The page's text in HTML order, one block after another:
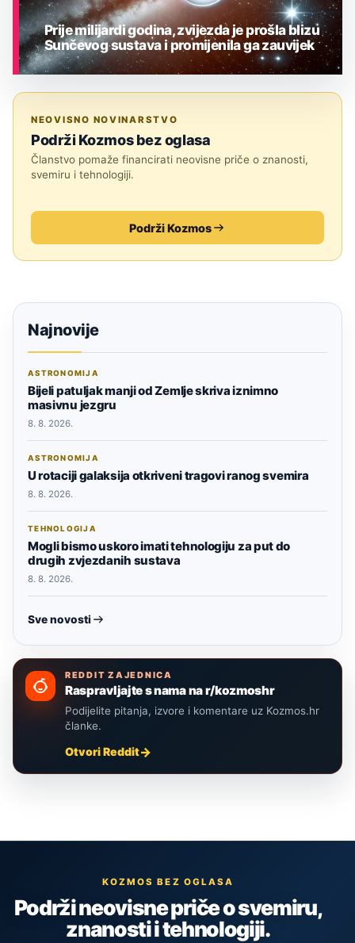
Prije milijardi godina, zvijezda je prošla blizu
Sunčevog sustava i promijenila ga zauvijek
NEOVISNO NOVINARSTVO
Podrži Kozmos bez oglasa
Članstvo pomaže financirati neovisne priče o znanosti,
svemiru i tehnologiji.
Podrži Kozmos
Najnovije
ASTRONOMIJA
Bijeli patuljak manji od Zemlje skriva iznimno
masivnu jezgru
8. 8. 2026.
ASTRONOMIJA
U rotaciji galaksija otkriveni tragovi ranog svemira
8. 8. 2026.
TEHNOLOGIJA
Mogli bismo uskoro imati tehnologiju za put do
drugih zvjezdanih sustava
8. 8. 2026.
Sve novosti
REDDIT ZAJEDNICA
Raspravljajte s nama na r/kozmoshr
Podijelite pitanja, izvore i komentare uz Kozmos.hr
članke.
Otvori Reddit
KOZMOS BEZ OGLASA
Podrži neovisne priče o svemiru,
znanosti i tehnologiji.